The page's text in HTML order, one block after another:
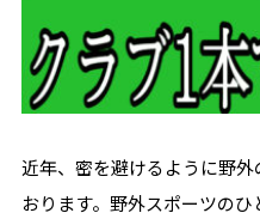
近年、密を避けるように野
おります。野外スポーツのひ